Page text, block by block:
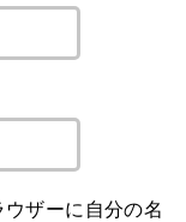
ザーに自分の名